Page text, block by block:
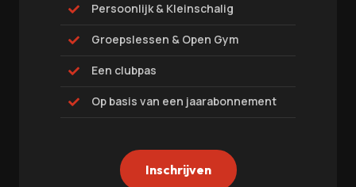
 Persoonlijk & Kleinschalig
 Groepslessen & Open Gym
 Een clubpas
 Op basis van een jaarabonnement
Inschrijven